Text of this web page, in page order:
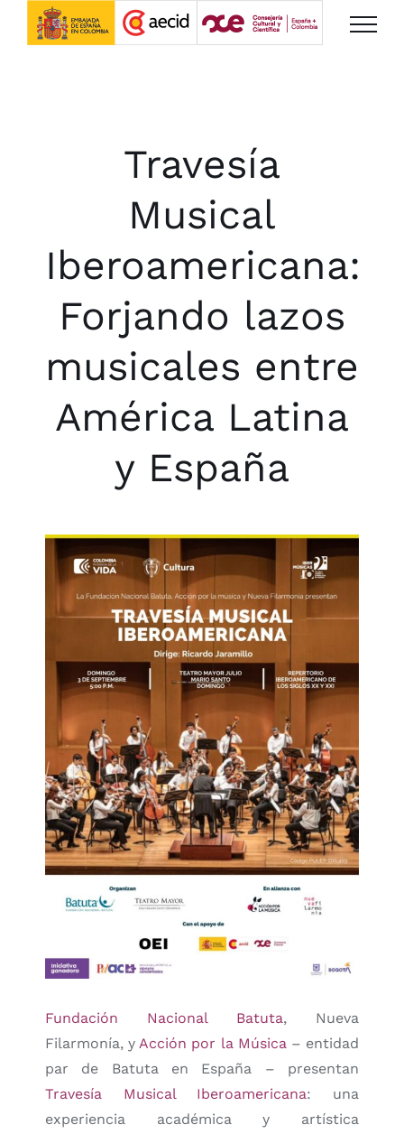
Saltar
Travesía
Musical
Iberoamericana:
Forjando lazos
musicales entre
América Latina
y España
Fundación Nacional Batuta, Nueva
Filarmonía, yAcción por la Música– entidad
par de Batuta en España – presentan
Travesía Musical Iberoamericana: una
experiencia académica y artística